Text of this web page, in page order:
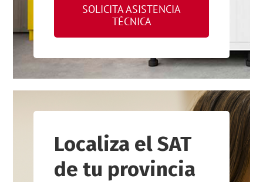
SOLICITA ASISTENCIA
TÉCNICA
Localiza el SAT
de tu provincia